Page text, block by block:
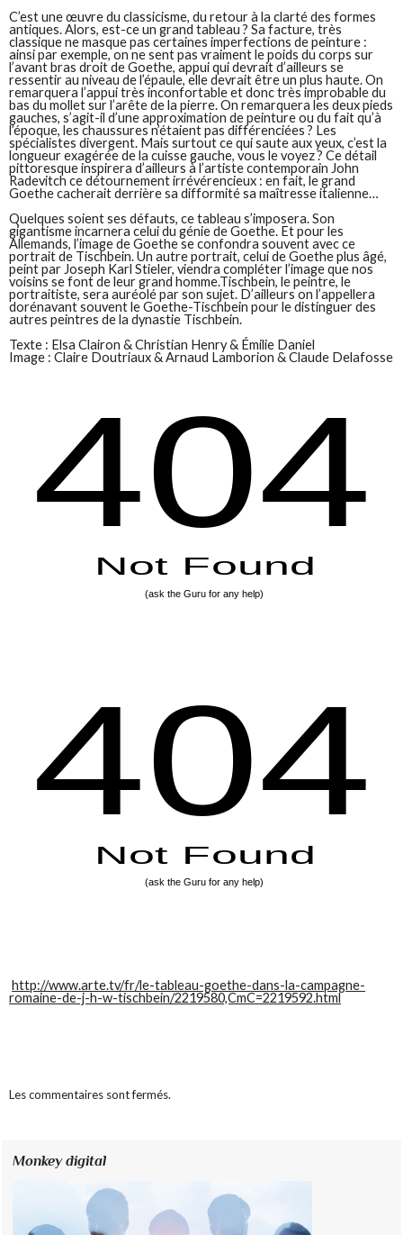
C’est une œuvre du classicisme, du retour à la clarté des formes
antiques. Alors, est-ce un grand tableau ? Sa facture, très
classique ne masque pas certaines imperfections de peinture :
ainsi par exemple, on ne sent pas vraiment le poids du corps sur
l’avant bras droit de Goethe, appui qui devrait d’ailleurs se
ressentir au niveau de l’épaule, elle devrait être un plus haute. On
remarquera l’appui très inconfortable et donc très improbable du
bas du mollet sur l’arête de la pierre. On remarquera les deux pieds
gauches, s’agit-il d’une approximation de peinture ou du fait qu’à
l’époque, les chaussures n’étaient pas différenciées ? Les
spécialistes divergent. Mais surtout ce qui saute aux yeux, c’est la
longueur exagérée de la cuisse gauche, vous le voyez ? Ce détail
pittoresque inspirera d’ailleurs à l’artiste contemporain John
Radevitch ce détournement irrévérencieux : en fait, le grand
Goethe cacherait derrière sa difformité sa maîtresse italienne…
Quelques soient ses défauts, ce tableau s’imposera. Son
gigantisme incarnera celui du génie de Goethe. Et pour les
Allemands, l’image de Goethe se confondra souvent avec ce
portrait de Tischbein. Un autre portrait, celui de Goethe plus âgé,
peint par Joseph Karl Stieler, viendra compléter l’image que nos
voisins se font de leur grand homme.Tischbein, le peintre, le
portraitiste, sera auréolé par son sujet. D’ailleurs on l’appellera
dorénavant souvent le Goethe-Tischbein pour le distinguer des
autres peintres de la dynastie Tischbein.
Texte : Elsa Clairon & Christian Henry & Émilie Daniel
Image : Claire Doutriaux & Arnaud Lamborion & Claude Delafosse
http://www.arte.tv/fr/le-tableau-goethe-dans-la-campagne-
romaine-de-j-h-w-tischbein/2219580,CmC=2219592.html
Les commentaires sont fermés.
Monkey digital